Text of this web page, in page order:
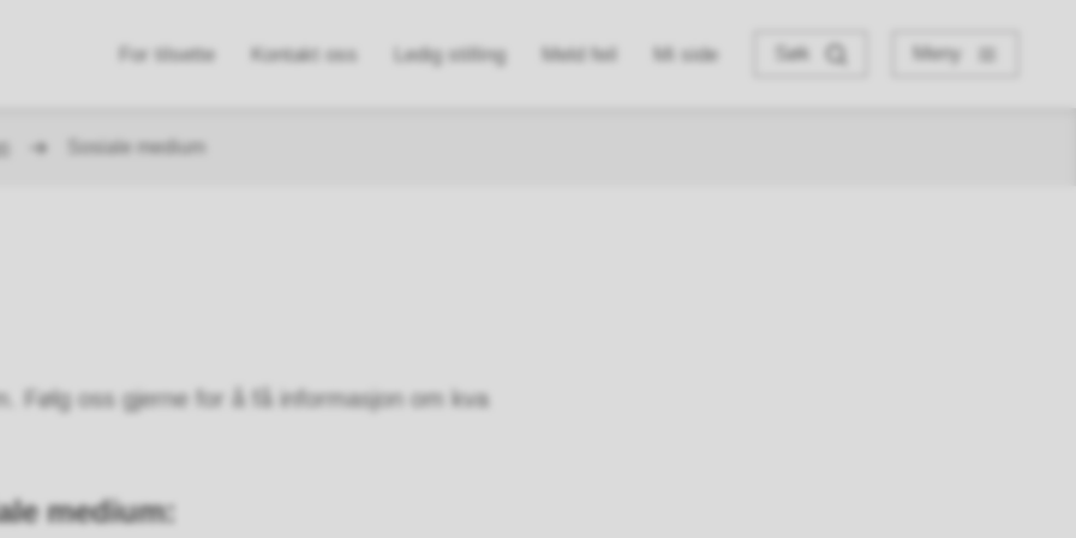
For tilsette Kontakt oss Ledig stilling Meld feil Mi side Søk Meny
Sosiale medium
Følg oss gjerne for å få informasjon om kva
medium: